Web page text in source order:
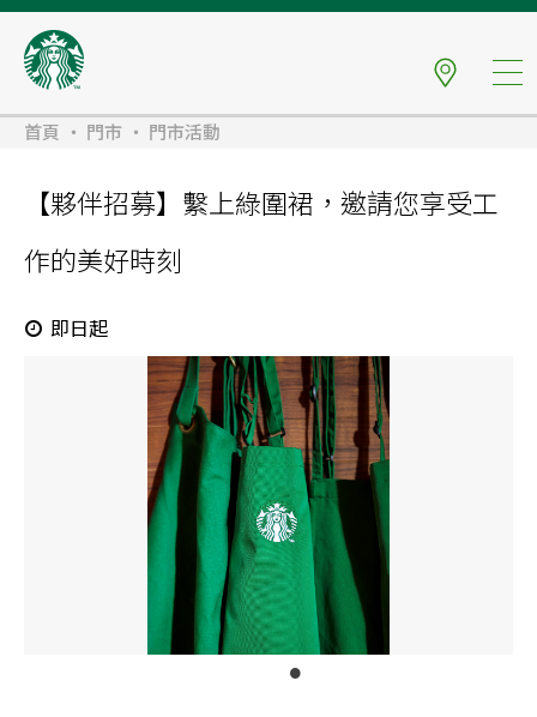
首頁 門市 門市活動
【夥伴招募】繫上綠圍裙，邀請您享受工
作的美好時刻
即日起